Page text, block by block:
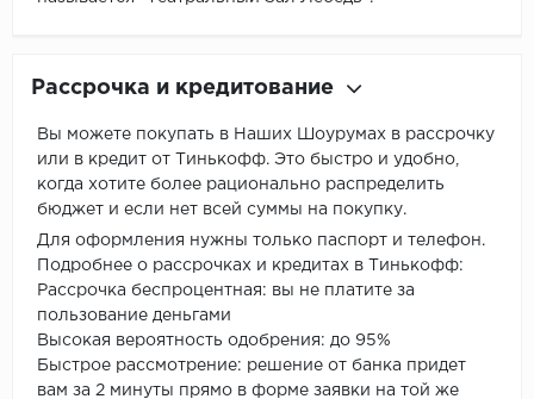
Рассрочка и кредитование
Вы можете покупать в Наших Шоурумах в рассрочку
или в кредит от Тинькофф. Это быстро и удобно,
когда хотите более рационально распределить
бюджет и если нет всей суммы на покупку.
Для оформления нужны только паспорт и телефон.
Подробнее о рассрочках и кредитах в Тинькофф:
Рассрочка беспроцентная: вы не платите за
пользование деньгами
Высокая вероятность одобрения: до 95%
Быстрое рассмотрение: решение от банка придет
вам за 2 минуты прямо в форме заявки на той же